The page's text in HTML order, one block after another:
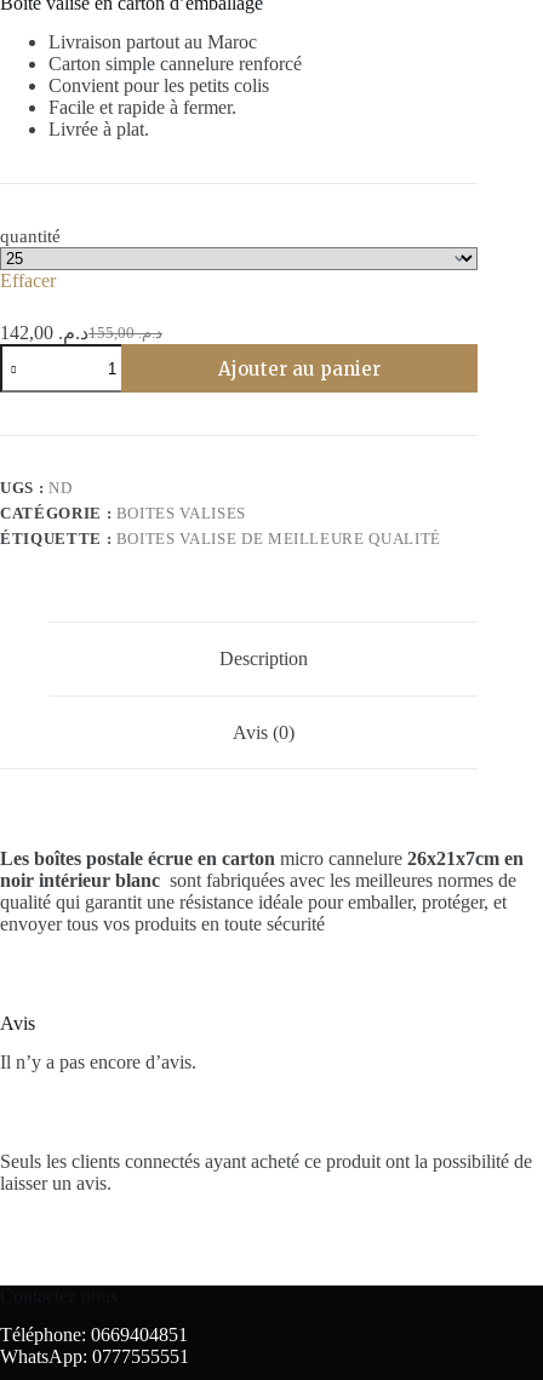
Livraison partout au Maroc
Carton simple cannelure renforcé
Convient pour les petits colis
Facile et rapide à fermer.
Livrée à plat.
quantité
Effacer
د.م.155,00
Le
prix
د.م.Le
prix
quantité
de
Boites
intérieur
blanc
Ajouter au panier
UGS : ND
CATÉGORIE : BOITES VALISES
ÉTIQUETTE : BOITES VALISE DE MEILLEURE QUALITÉ
Description
Avis (0)
Les boîtes postale écrue en carton micro cannelure 26x21x7cm en
noir intérieur blanc sont fabriquées avec les meilleures normes de
qualité qui garantit une résistance idéale pour emballer, protéger, et
envoyer tous vos produits en toute sécurité
Avis
Il n’y a pas encore d’avis.
Seuls les clients connectés ayant acheté ce produit ont la possibilité de
laisser un avis.
Téléphone: 0669404851
WhatsApp: 0777555551